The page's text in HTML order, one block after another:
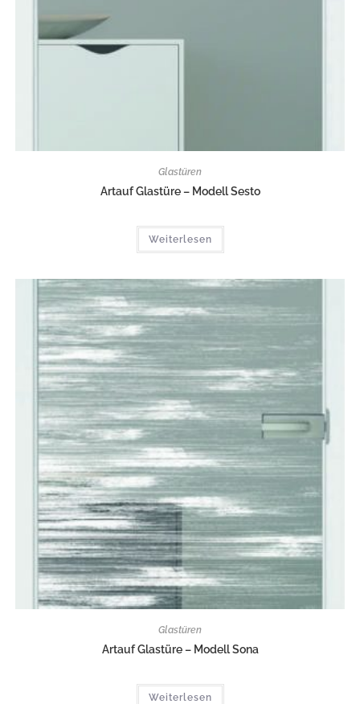
Glastüren
Artauf Glastüre – Modell Sesto
Weiterlesen
Glastüren
Artauf Glastüre – Modell Sona
Weiterlesen